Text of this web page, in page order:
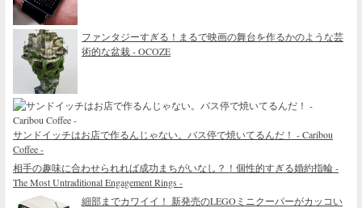
ファンタジーすぎる！まるで映画の舞台を作るかのような芸
術的な盆栽 - OCOZE
サンドイッチはお店で作るんじゃない。バス停で焼いてるんだ！ - Caribou
Coffee -
相手の趣味に合わせられれば成功まちがいなし？！個性的すぎる婚約指輪 -
The Most Untraditional Engagement Rings -
細部までカワイイ！ 新発売のLEGOミニクーパーがカッコい